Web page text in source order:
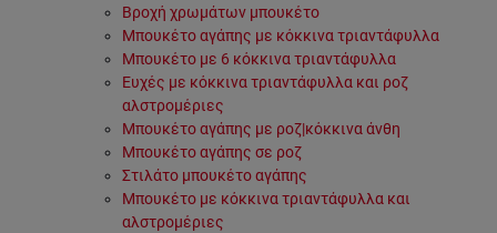
Βροχή χρωμάτων μπουκέτο
Μπουκέτο αγάπης με κόκκινα τριαντάφυλλα
Μπουκέτο με 6 κόκκινα τριαντάφυλλα
Ευχές με κόκκινα τριαντάφυλλα και ροζ
αλστρομέριες
Μπουκέτο αγάπης με ροζ|κόκκινα άνθη
Μπουκέτο αγάπης σε ροζ
Στιλάτο μπουκέτο αγάπης
Μπουκέτο με κόκκινα τριαντάφυλλα και
αλστρομέριες